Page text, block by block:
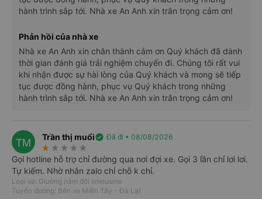
Tất cả Từ Hồ Chí Minh
T7, 08/08
Hết
CN, 09/08
299k
T2, 10/08
299k
T3, 11/08
300k
T4, 12/08 T5, 13/08
Hồ Chí Minh
Đà Lạt - Lâm Đồng
hành trình sắp tới. Nhà xe An Anh xin trân trọng cảm ơn!
Phản hồi của nhà xe
Nhà xe An Anh xin chân thành cảm ơn Quý khách đã dành
thời gian đánh giá trải nghiệm chuyến đi. Chúng tôi rất vui
khi nhận được sự hài lòng của Quý khách và mong sẽ tiếp
tục được đồng hành, phục vụ Quý khách trong những
hành trình sắp tới. Nhà xe An Anh xin trân trọng cảm ơn!
TM Trần thị muổiverified Đã đi • 08/08/2026
star_rate star_rate star_rate star_rate star_rate
Gọi hotline hỗ trợ chỉ đường qua nơi đợi xe. Gọi 3 lần chỉ lơi lơi.
Tự kiếm. Nhờ nhắn zalo chỉ chỗ k chỉ.
Loại xe: Giường nằm đôi limousine
Tuyến đường: Bến xe Miền Tây - Đà Lạt